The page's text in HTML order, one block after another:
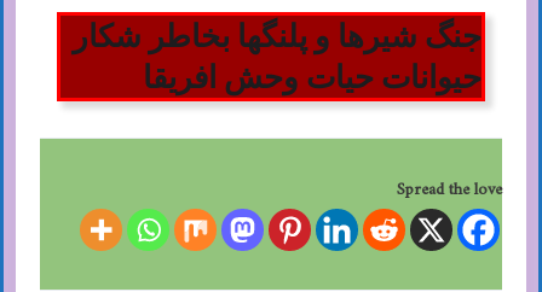
جنگ شیرها و پلنگها بخاطر شکار
حیوانات حیات وحش افریقا
Spread the love